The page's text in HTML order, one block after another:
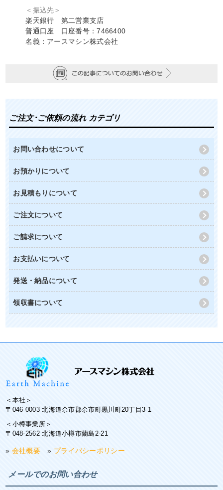
＜振込先＞
楽天銀行 第二営業支店
普通口座 口座番号：7466400
名義：アースマシン株式会社
ご注文･ご依頼の流れ カテゴリ
お問い合わせについて
お預かりについて
お見積もりについて
ご注文について
ご請求について
お支払いについて
発送・納品について
領収書について
＜本社＞
〒046-0003 北海道余市郡余市町黒川町20丁目3-1
＜小樽事業所＞
〒048-2562 北海道小樽市蘭島2-21
» 会社概要 » プライバシーポリシー
メールでのお問い合わせ